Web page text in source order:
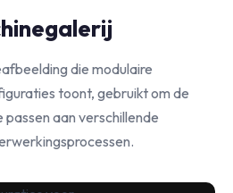
die modulaire
toont, gebruikt om de
aan verschillende